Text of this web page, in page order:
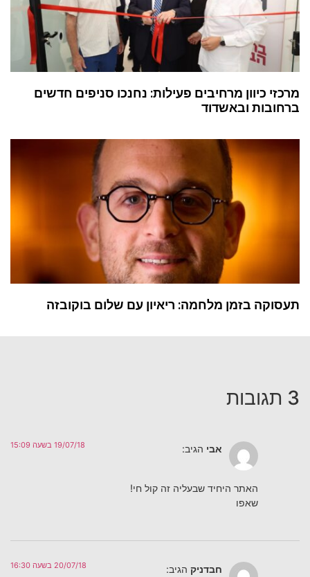
מרכזי כיוון מרחיבים פעילות: נחנכו סניפים חדשים
ברחובות ובאשדוד
תעסוקה בזמן מלחמה: ריאיון עם שלום בוקובזה
3 תגובות
אבי הגיב: 19/07/18 בשעה 15:09
האתר היחיד שבעליה זה קול חי!
שאפו
חבדניק הגיב: 20/07/18 בשעה 16:30